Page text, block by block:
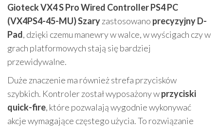
Gioteck VX4 S Pro Wired Controller PS4 PC
(VX4PS4-45-MU) Szaryzastosowano precyzyjny D-
Pad, dzięki czemu manewry w walce, w wyścigach czy w
grach platformowych stają się bardziej
przewidywalne.
Duże znaczenie ma również strefa przycisków
szybkich. Kontroler został wyposażony wprzyciski
quick-fire, które pozwalają wygodnie wykonywać
akcje wymagające częstego użycia. To rozwiązanie